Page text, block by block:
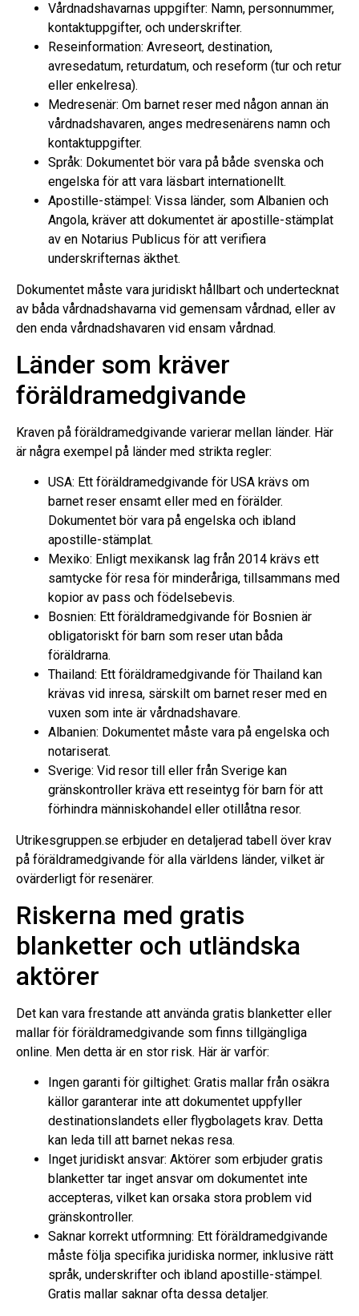
Vårdnadshavarnas uppgifter: Namn, personnummer,
kontaktuppgifter, och underskrifter.
Reseinformation: Avreseort, destination,
avresedatum, returdatum, och reseform (tur och retur
eller enkelresa).
Medresenär: Om barnet reser med någon annan än
vårdnadshavaren, anges medresenärens namn och
kontaktuppgifter.
Språk: Dokumentet bör vara på både svenska och
engelska för att vara läsbart internationellt.
Apostille-stämpel: Vissa länder, som Albanien och
Angola, kräver att dokumentet är apostille-stämplat
av en Notarius Publicus för att verifiera
underskrifternas äkthet.
Dokumentet måste vara juridiskt hållbart och undertecknat
av båda vårdnadshavarna vid gemensam vårdnad, eller av
den enda vårdnadshavaren vid ensam vårdnad.
Länder som kräver
föräldramedgivande
Kraven på föräldramedgivande varierar mellan länder. Här
är några exempel på länder med strikta regler:
USA: Ett föräldramedgivande för USA krävs om
barnet reser ensamt eller med en förälder.
Dokumentet bör vara på engelska och ibland
apostille-stämplat.
Mexiko: Enligt mexikansk lag från 2014 krävs ett
samtycke för resa för minderåriga, tillsammans med
kopior av pass och födelsebevis.
Bosnien: Ett föräldramedgivande för Bosnien är
obligatoriskt för barn som reser utan båda
föräldrarna.
Thailand: Ett föräldramedgivande för Thailand kan
krävas vid inresa, särskilt om barnet reser med en
vuxen som inte är vårdnadshavare.
Albanien: Dokumentet måste vara på engelska och
notariserat.
Sverige: Vid resor till eller från Sverige kan
gränskontroller kräva ett reseintyg för barn för att
förhindra människohandel eller otillåtna resor.
Utrikesgruppen.se erbjuder en detaljerad tabell över krav
på föräldramedgivande för alla världens länder, vilket är
ovärderligt för resenärer.
Riskerna med gratis
blanketter och utländska
aktörer
Det kan vara frestande att använda gratis blanketter eller
mallar för föräldramedgivande som finns tillgängliga
online. Men detta är en stor risk. Här är varför:
Ingen garanti för giltighet: Gratis mallar från osäkra
källor garanterar inte att dokumentet uppfyller
destinationslandets eller flygbolagets krav. Detta
kan leda till att barnet nekas resa.
Inget juridiskt ansvar: Aktörer som erbjuder gratis
blanketter tar inget ansvar om dokumentet inte
accepteras, vilket kan orsaka stora problem vid
gränskontroller.
Saknar korrekt utformning: Ett föräldramedgivande
måste följa specifika juridiska normer, inklusive rätt
språk, underskrifter och ibland apostille-stämpel.
Gratis mallar saknar ofta dessa detaljer.